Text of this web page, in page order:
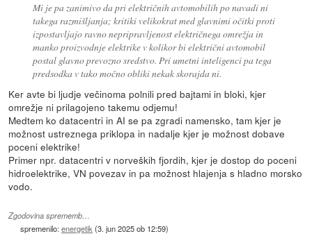
Mi je pa zanimivo da pri električnih avtomobilih po navadi ni
takega razmišljanja; kritiki velikokrat med glavnimi očitki proti
izpostavljajo ravno nepripravljenost električnega omrežja in
manko proizvodnje elektrike v kolikor bi električni avtomobil
postal glavno prevozno sredstvo. Pri umetni inteligenci pa tega
predsodka v tako močno obliki nekak skorajda ni.
Ker avte bi ljudje večinoma polnili pred bajtami in bloki, kjer
omrežje ni prilagojeno takemu odjemu!
Medtem ko datacentri in AI se pa zgradi namensko, tam kjer je
možnost ustreznega priklopa in nadalje kjer je možnost dobave
poceni elektrike!
Primer npr. datacentri v norveških fjordih, kjer je dostop do poceni
hidroelektrike, VN povezav in pa možnost hlajenja s hladno morsko
vodo.
Zgodovina sprememb…
spremenilo:energetik (3. jun 2025 ob 12:59)